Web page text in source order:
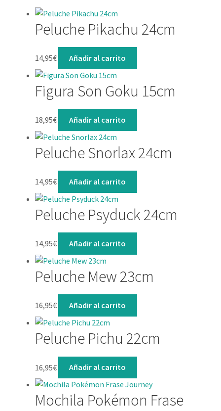
Peluche Pikachu 24cm
14,95€ Añadir al carrito
Figura Son Goku 15cm
18,95€ Añadir al carrito
Peluche Snorlax 24cm
14,95€ Añadir al carrito
Peluche Psyduck 24cm
14,95€ Añadir al carrito
Peluche Mew 23cm
16,95€ Añadir al carrito
Peluche Pichu 22cm
16,95€ Añadir al carrito
Mochila Pokémon Frase